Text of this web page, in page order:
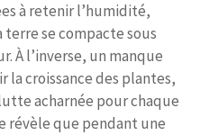
à retenir l’humidité,
se compacte sous
À l’inverse, un manque
la croissance des plantes,
acharnée pour chaque
révèle que pendant une